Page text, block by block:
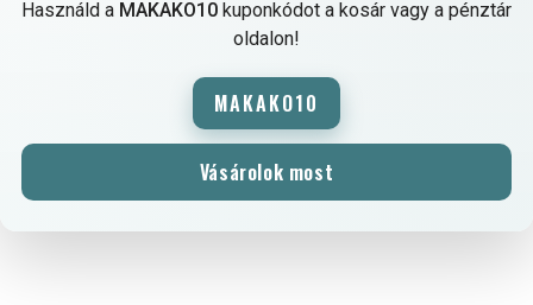
Használd a MAKAKO10 kuponkódot a kosár vagy a pénztár
oldalon!
MAKAKO10
Vásárolok most